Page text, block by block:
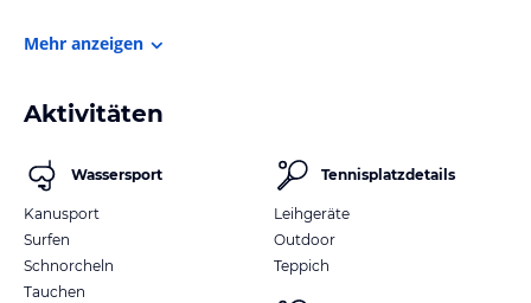
Mehr anzeigen
Aktivitäten
Wassersport
Kanusport
Surfen
Schnorcheln
Tauchen
Tennisplatzdetails
Leihgeräte
Outdoor
Teppich